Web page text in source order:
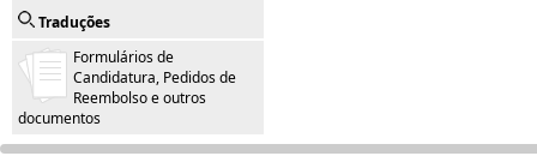
Traduções
Formulários de
Candidatura, Pedidos de
Reembolso e outros
documentos